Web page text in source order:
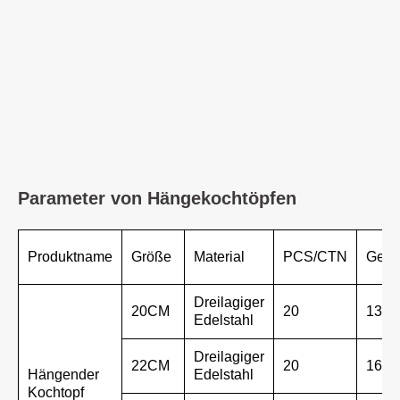
Parameter von Hängekochtöpfen
Produktname Größe Material PCS/CTN
Hängender
Kochtopf
20CM
Dreilagiger
Edelstahl
20 13,5
22CM
Dreilagiger
Edelstahl
20